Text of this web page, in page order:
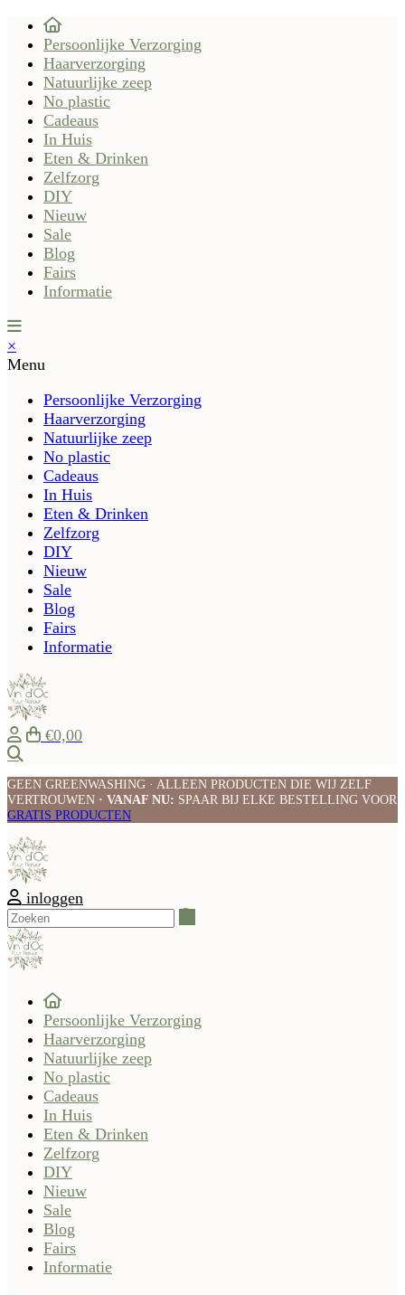
Persoonlijke Verzorging
Haarverzorging
Natuurlijke zeep
No plastic
Cadeaus
In Huis
Eten & Drinken
Zelfzorg
DIY
Nieuw
Sale
Blog
Fairs
Informatie
×
Menu
Persoonlijke Verzorging
Haarverzorging
Natuurlijke zeep
No plastic
Cadeaus
In Huis
Eten & Drinken
Zelfzorg
DIY
Nieuw
Sale
Blog
Fairs
Informatie
€0,00
GEEN GREENWASHING · ALLEEN PRODUCTEN DIE WIJ ZELF
VERTROUWEN · VANAF NU: SPAAR BIJ ELKE BESTELLING VOOR
GRATIS PRODUCTEN
inloggen
Persoonlijke Verzorging
Haarverzorging
Natuurlijke zeep
No plastic
Cadeaus
In Huis
Eten & Drinken
Zelfzorg
DIY
Nieuw
Sale
Blog
Fairs
Informatie